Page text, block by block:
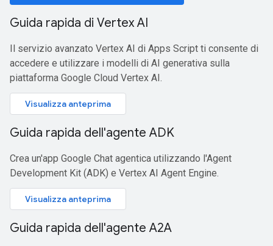
Guida rapida di Vertex AI
Il servizio avanzato Vertex AI di Apps Script ti consente di
accedere e utilizzare i modelli di AI generativa sulla
piattaforma Google Cloud Vertex AI.
Visualizza anteprima
Guida rapida dell'agente ADK
Crea un'app Google Chat agentica utilizzando l'Agent
Development Kit (ADK) e Vertex AI Agent Engine.
Visualizza anteprima
Guida rapida dell'agente A2A